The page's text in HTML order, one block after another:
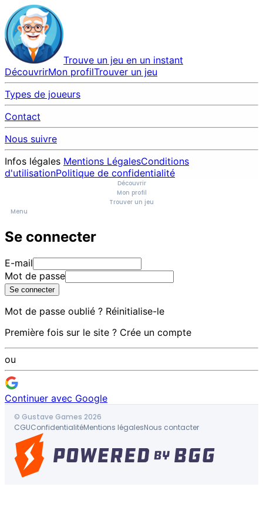
Trouve un jeu en un instant
DécouvrirMon profilTrouver un jeu
Types de joueurs
Contact
Nous suivre
Infos légales Mentions LégalesConditions
d'utilisationPolitique de confidentialité
Découvrir
Mon profil
Trouver un jeu
Menu
Se connecter
E-mail
Mot de passe
Se connecter
Mot de passe oublié ? Réinitialise-le
Première fois sur le site ? Crée un compte
ou
Continuer avec Google
© Gustave Games 2026
CGUConfidentialitéMentions légalesNous contacter